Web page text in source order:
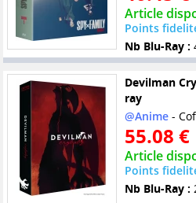
Article
Points
Nb Blu-Ray :
Devilman
ray
@Anime-
55.08 €
Article
Points
Nb Blu-Ray :